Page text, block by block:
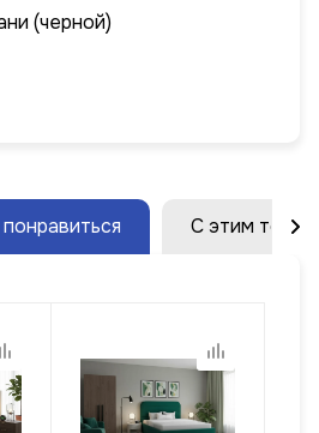
(черной)
С этим